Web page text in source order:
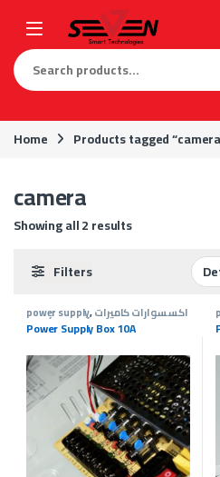
Search for:
Home Products tagged
camera
Showing all 2 results
Filters
power supply,اكسسوارات كاميرات
المراقبة,الأنظمة الأمنية
Power Supply Box 10A